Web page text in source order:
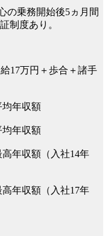
の乗務開始後5ヵ月間
制度あり。
17万円＋歩合＋諸手
均年収額
均年収額
年収額（入社14年
年収額（入社17年